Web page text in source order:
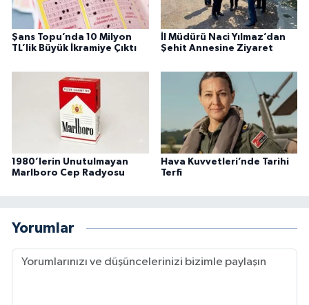
Şans Topu’nda 10 Milyon
TL’lik Büyük İkramiye Çıktı
İl Müdürü Naci Yılmaz’dan
Şehit Annesine Ziyaret
1980’lerin Unutulmayan
Marlboro Cep Radyosu
Hava Kuvvetleri’nde Tarihi
Terfi
Yorumlar